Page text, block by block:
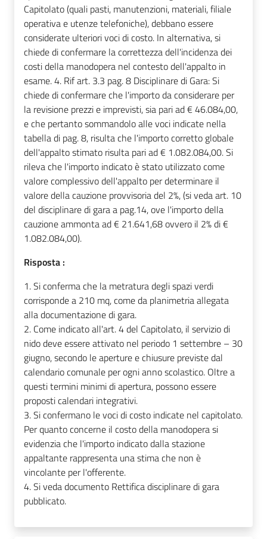
Capitolato (quali pasti, manutenzioni, materiali, filiale
operativa e utenze telefoniche), debbano essere
considerate ulteriori voci di costo. In alternativa, si
chiede di confermare la correttezza dell'incidenza dei
costi della manodopera nel contesto dell'appalto in
esame. 4. Rif art. 3.3 pag. 8 Disciplinare di Gara: Si
chiede di confermare che l'importo da considerare per
la revisione prezzi e imprevisti, sia pari ad € 46.084,00,
e che pertanto sommandolo alle voci indicate nella
tabella di pag. 8, risulta che l'importo corretto globale
dell'appalto stimato risulta pari ad € 1.082.084,00. Si
rileva che l'importo indicato è stato utilizzato come
valore complessivo dell'appalto per determinare il
valore della cauzione provvisoria del 2%, (si veda art. 10
del disciplinare di gara a pag.14, ove l'importo della
cauzione ammonta ad € 21.641,68 ovvero il 2% di €
1.082.084,00).
Risposta :
1. Si conferma che la metratura degli spazi verdi
corrisponde a 210 mq, come da planimetria allegata
alla documentazione di gara.
2. Come indicato all'art. 4 del Capitolato, il servizio di
nido deve essere attivato nel periodo 1 settembre – 30
giugno, secondo le aperture e chiusure previste dal
calendario comunale per ogni anno scolastico. Oltre a
questi termini minimi di apertura, possono essere
proposti calendari integrativi.
3. Si confermano le voci di costo indicate nel capitolato.
Per quanto concerne il costo della manodopera si
evidenzia che l'importo indicato dalla stazione
appaltante rappresenta una stima che non è
vincolante per l'offerente.
4. Si veda documento Rettifica disciplinare di gara
pubblicato.